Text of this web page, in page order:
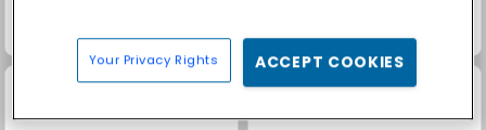
Adam & Eve: Aliens Sweet Shop 3D
Your Privacy Rights ACCEPT COOKIES